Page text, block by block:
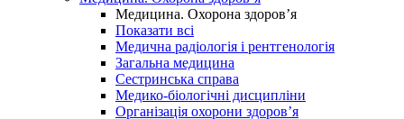
Медицина. Охорона здоров’я
Показати всі
Медична радіологія і рентгенологія
Загальна медицина
Сестринська справа
Медико-біологічні дисципліни
Організація охорони здоров’я